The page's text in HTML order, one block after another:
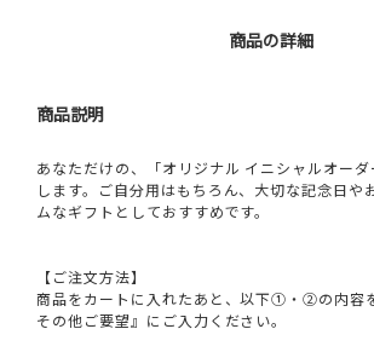
商品の詳細
商品説明
あなただけの、「オリジナル イニシャルオー
します。ご自分用はもちろん、大切な記念日や
ムなギフトとしておすすめです。
【ご注文方法】
商品をカートに入れたあと、以下①・②の内容
その他ご要望』にご入力ください。